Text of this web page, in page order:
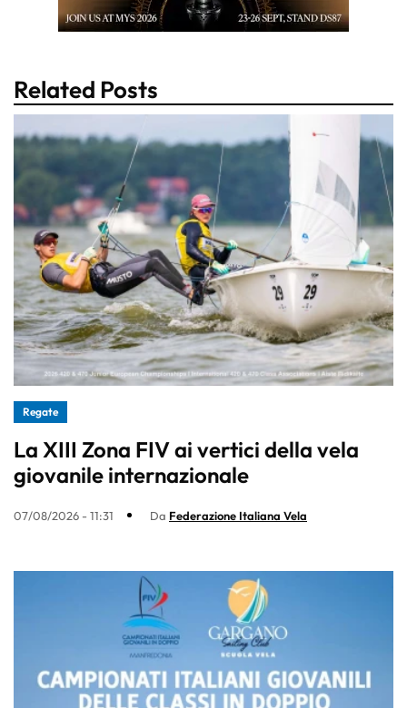
Related Posts
Regate
La XIII Zona FIV ai vertici della vela
giovanile internazionale
07/08/2026 - 11:31 Da Federazione Italiana Vela